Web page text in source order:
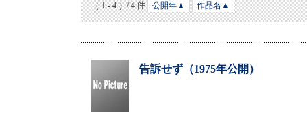
（ 1 - 4 ）/ 4 件 公開年▲ 作品名▲
告訴せず（1975年公開）